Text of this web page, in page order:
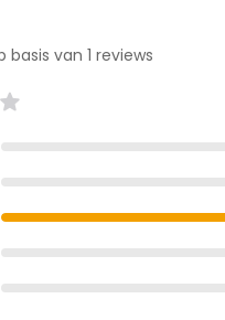
basis van 1 reviews